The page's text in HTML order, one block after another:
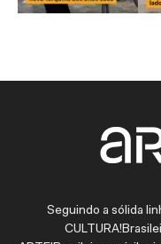
Seguindo a sólida